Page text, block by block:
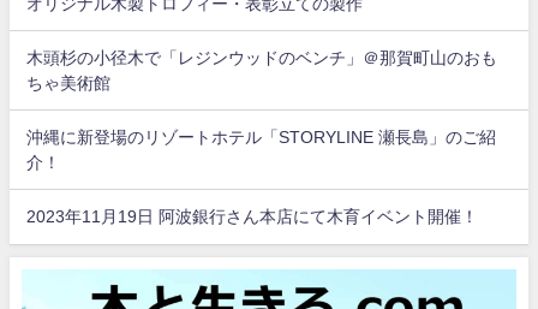
オリジナル木製トロフィー・表彰立ての製作
木頭杉の小径木で「レジンウッドのベンチ」＠那賀町山のおも
ちゃ美術館
沖縄に新登場のリゾートホテル「STORYLINE 瀬長島」のご紹
介！
2023年11月19日 阿波銀行さん本店にて木育イベント開催！